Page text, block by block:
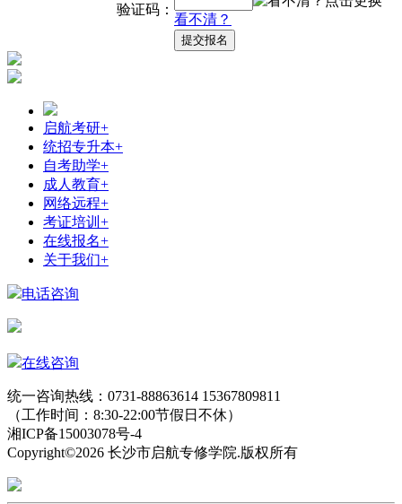
验证码：
看不清？
启航考研+
统招专升本+
自考助学+
成人教育+
网络远程+
考证培训 +
在线报名+
关于我们+
电话咨询
在线咨询
统一咨询热线：0731-88863614 15367809811
（工作时间：8:30-22:00节假日不休）
湘ICP备15003078号-4
Copyright©2026 长沙市启航专修学院.版权所有